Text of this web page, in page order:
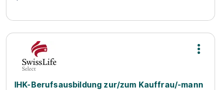
IHK-Berufsausbildung zur/zum Kauffrau/-mann